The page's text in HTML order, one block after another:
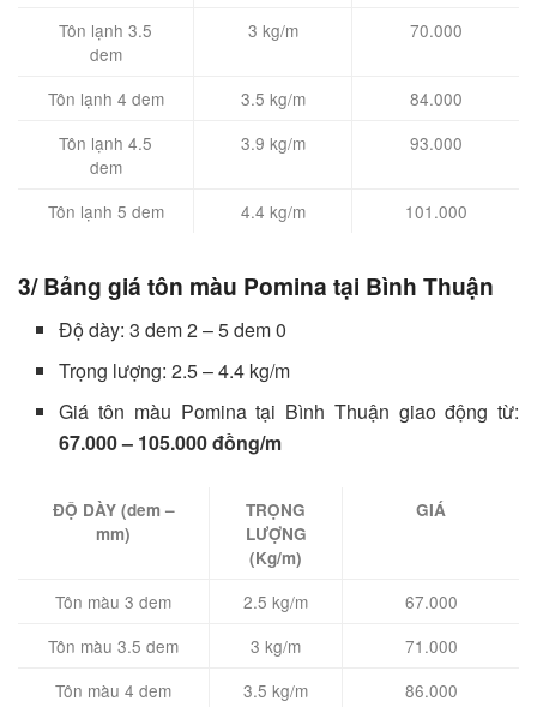
Tôn lạnh 3.5
dem
3 kg/m 70.000
Tôn lạnh 4 dem 3.5 kg/m
84.000
Tôn lạnh 4.5
dem
3.9 kg/m 93.000
Tôn lạnh 5 dem 4.4 kg/m 101.000
3/ Bảng giá tôn màu Pomina tại Bình Thuận
Độ dày: 3 dem 2 – 5 dem 0
Trọng lượng: 2.5 – 4.4 kg/m
Giá tôn màu Pomina tại Bình Thuận giao động từ:
67.000 – 105.000 đồng/m
ĐỘ DÀY (dem –
mm)
TRỌNG
LƯỢNG
(Kg/m)
GIÁ
Tôn màu 3 dem 2.5 kg/m
67.000
Tôn màu 3.5 dem
3 kg/m
71.000
Tôn màu 4 dem
3.5 kg/m 86.000